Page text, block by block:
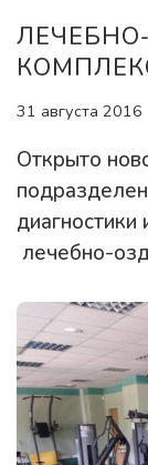
31 августа 2016
Открыто
лечебно-